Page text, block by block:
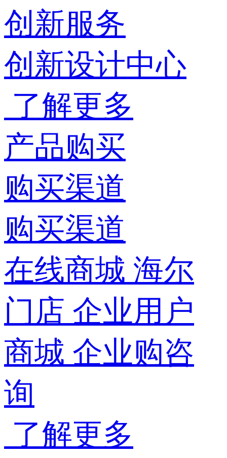
创新服务
创新设计中心
了解更多
产品购买
购买渠道
购买渠道
在线商城 海尔
门店 企业用户
商城 企业购咨
询
了解更多